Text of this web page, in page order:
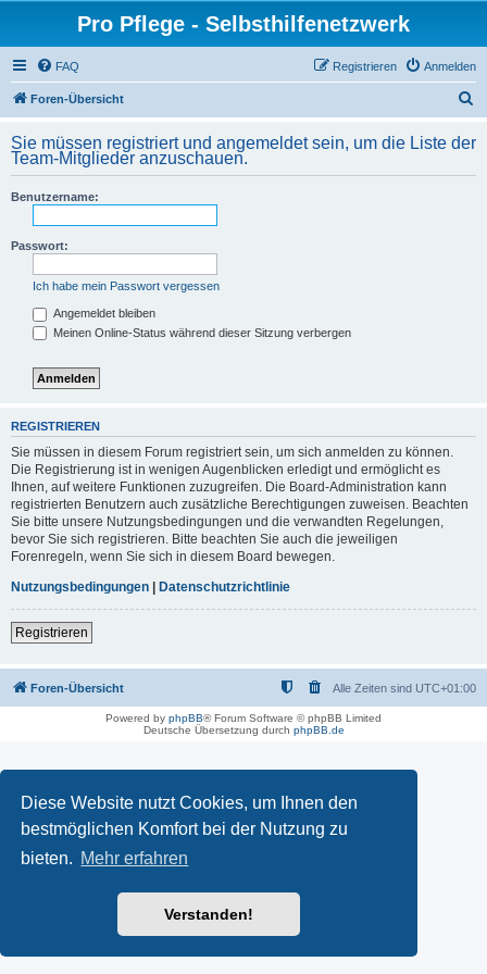
Diese Website nutzt Cookies, um Ihnen den
bestmöglichen Komfort bei der Nutzung zu
bieten. Mehr erfahren
Verstanden!
Pro Pflege - Selbsthilfenetzwerk
FAQ Anmelden
Registrieren
Foren-Übersicht
h
Sie müssen registriert und angemeldet sein, um die Liste der
Team-Mitglieder anzuschauen.
Benutzername:
Passwort:
Ich habe mein Passwort vergessen
Angemeldet bleiben
Meinen Online-Status während dieser Sitzung verbergen
REGISTRIEREN
Sie müssen in diesem Forum registriert sein, um sich anmelden zu können.
Die Registrierung ist in wenigen Augenblicken erledigt und ermöglicht es
Ihnen, auf weitere Funktionen zuzugreifen. Die Board-Administration kann
registrierten Benutzern auch zusätzliche Berechtigungen zuweisen. Beachten
Sie bitte unsere Nutzungsbedingungen und die verwandten Regelungen,
bevor Sie sich registrieren. Bitte beachten Sie auch die jeweiligen
Forenregeln, wenn Sie sich in diesem Board bewegen.
Nutzungsbedingungen | Datenschutzrichtlinie
Registrieren
Foren-Übersicht Alle Zeiten sind UTC+01:00
Powered by phpBB® Forum Software © phpBB Limited
Deutsche Übersetzung durch phpBB.de